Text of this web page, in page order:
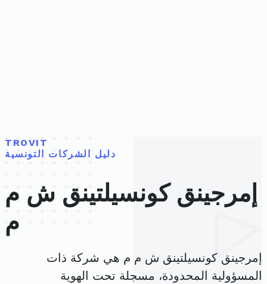
TROVIT
دليل الشركات التونسية
إمرجينق كونسيلتينق ش م
م
إمرجينق كونسيلتينق ش م م هي شركة ذات
المسؤولية المحدودة، مسجلة تحت الهوية